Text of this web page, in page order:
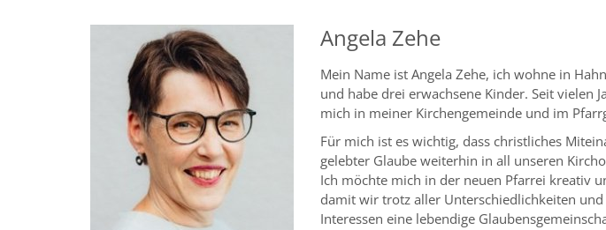
Angela Zehe
Mein Name ist Angela Zehe, ich wohne in
und habe drei erwachsene Kinder. Seit vielen
mich in meiner Kirchengemeinde und im
Für mich ist es wichtig, dass christliches
gelebter Glaube weiterhin in all unseren
Ich möchte mich in der neuen Pfarrei kreativ
damit wir trotz aller Unterschiedlichkeiten und
Interessen eine lebendige